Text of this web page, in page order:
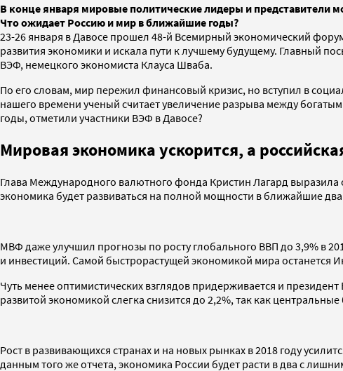
В конце января мировые политические лидеры и представители
Что ожидает Россию и мир в ближайшие годы?
23-26 января в Давосе прошел 48-й Всемирный экономический
развития экономики и искала пути к лучшему будущему. Главный
ВЭФ, немецкого экономиста Клауса Шваба.
По его словам, мир пережил финансовый кризис, но вступил в
нашего времени ученый считает увеличение разрыва между
годы, отметили участники ВЭФ в Давосе?
Мировая экономика ускорится,а
Глава Международного валютного фонда Кристин Лагард
экономика будет развиваться на полной мощности в ближайшие два
МВФ даже улучшил прогнозы по росту глобального ВВП до 3,9% в
и инвестиций. Самой быстрорастущей экономикой мира останется
Чуть менее оптимистических взглядов придерживается и
развитой экономикой слегка снизится до 2,2%, так как
Рост в развивающихся странах и на новых рынках в 2018 году
данным того же отчета, экономика России будет расти в два с